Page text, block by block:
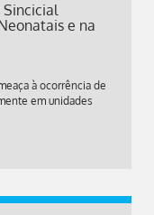
Sincicial
e na
à ocorrência de
em unidades